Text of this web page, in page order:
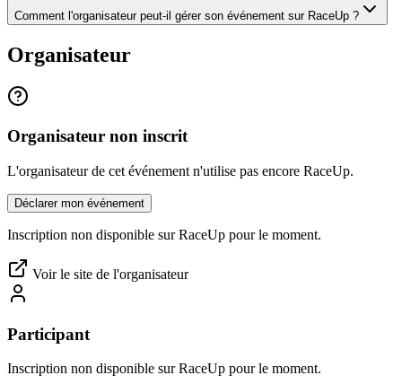
Comment l'organisateur peut-il gérer son événement sur RaceUp ?
Organisateur
Organisateur non inscrit
L'organisateur de cet événement n'utilise pas encore RaceUp.
Déclarer mon événement
Inscription non disponible sur RaceUp pour le moment.
Voir le site de l'organisateur
Participant
Inscription non disponible sur RaceUp pour le moment.